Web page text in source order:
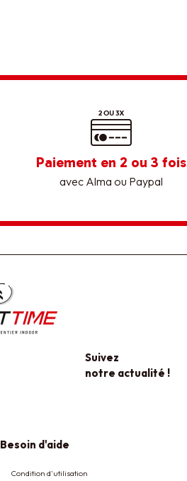
Paiement en 2 ou 3 fois
avec Alma ou Paypal
Suivez
notre actualité !
Besoin d'aide
Condition d'utilisation